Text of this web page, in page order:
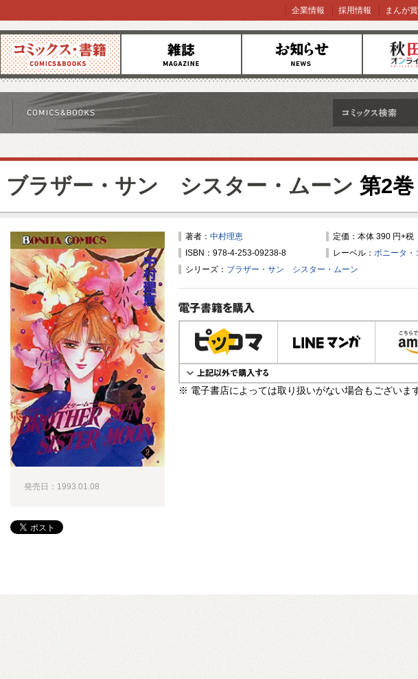
コミックス 雑誌 お知らせ オンラインシ
企業情報 採用情報 まんが賞
ブラザー・サン シスター・ムーン 第2巻
著者： 中村理恵
定価：本体 390 円+税
ISBN：978-4-253-09238-8
レーベル： ボニータ・
シリーズ： ブラザー・サン シスター・ムーン
電子書籍で購入
※ 電子書店によっては取り扱いがない場合もございま
発売日：1993.01.08